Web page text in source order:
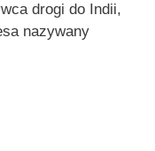
drogi do Indii,
nazywany